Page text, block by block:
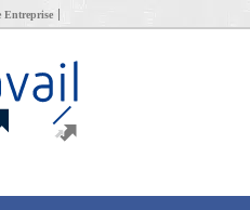
Entreprise